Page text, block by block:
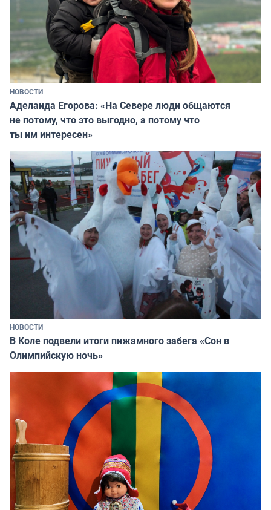
НОВОСТИ
Аделаида Егорова: «На Севере люди общаются
не потому, что это выгодно, а потому что
ты им интересен»
НОВОСТИ
В Коле подвели итоги пижамного забега «Сон в
Олимпийскую ночь»